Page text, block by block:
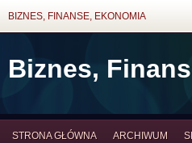
BIZNES, FINANSE, EKONOMIA
Biznes,
STRONA GŁÓWNA ARCHIWUM